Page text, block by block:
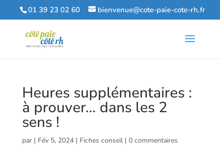
01 39 23 02 60 bienvenue@cote-paie-cote-rh.fr
Heures supplémentaires :
à prouver… dans les 2
sens !
par | Fév 5, 2024| Fiches conseil| 0 commentaires